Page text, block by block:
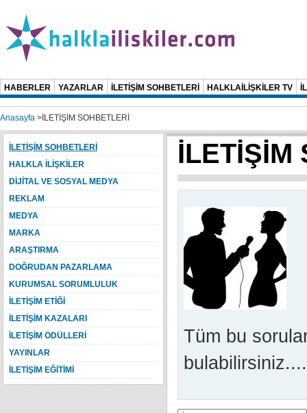
HABERLER YAZARLAR İLETİŞİM SOHBETLERİ HALKLAİLİŞKİLER TV
Anasayfa > İLETİŞİM SOHBETLERİ
İLETİŞİM
Tüm bu
bulabilirsiniz....
İLETİŞİM SOHBETLERİ
HALKLA İLİŞKİLER
DİJİTAL VE SOSYAL MEDYA
REKLAM
MEDYA
MARKA
ARAŞTIRMA
DOĞRUDAN PAZARLAMA
KURUMSAL SORUMLULUK
İLETİŞİM ETİĞİ
İLETİŞİM KAZALARI
İLETİŞİM ÖDÜLLERİ
YAYINLAR
İLETİŞİM EĞİTİMİ